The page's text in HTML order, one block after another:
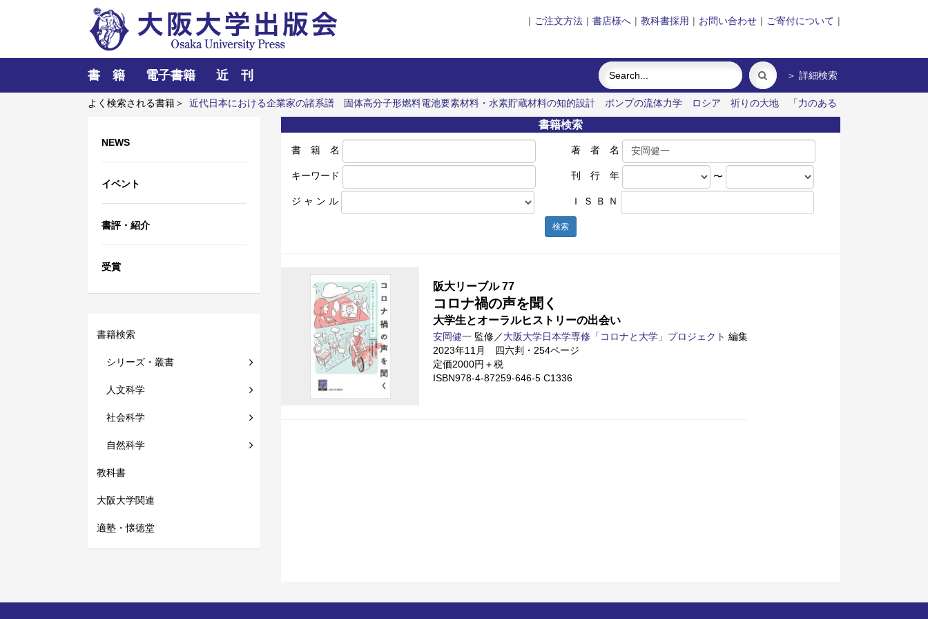
| ご注文方法 | 書店様へ | 教科書採用 | お問い合わせ | ご寄付について |
書 籍 電子書籍 近 刊 ＞ 詳細検索
よく検索される書籍＞ 近代日本における企業家の諸系譜 固体高分子形燃料電池要素材料・水素貯蔵材料の知的設計 ポンプの流体力学 ロシア 祈りの大地
「力のある
NEWS
イベント
書評・紹介
受賞
書籍検索
シリーズ・叢書
人文科学
社会科学
自然科学
教科書
大阪大学関連
適塾・懐徳堂
書籍検索
書 籍 名 著 者 名
キーワード 刊 行 年 〜
ジ ャ ン ル Ｉ Ｓ Ｂ Ｎ
検索
阪大リーブル 77
コロナ禍の声を聞く
大学生とオーラルヒストリーの出会い
安岡健一 監修／大阪大学日本学専修「コロナと大学」プロジェクト 編集
2023年11月 四六判・254ページ
定価2000円＋税
ISBN978-4-87259-646-5 C1336